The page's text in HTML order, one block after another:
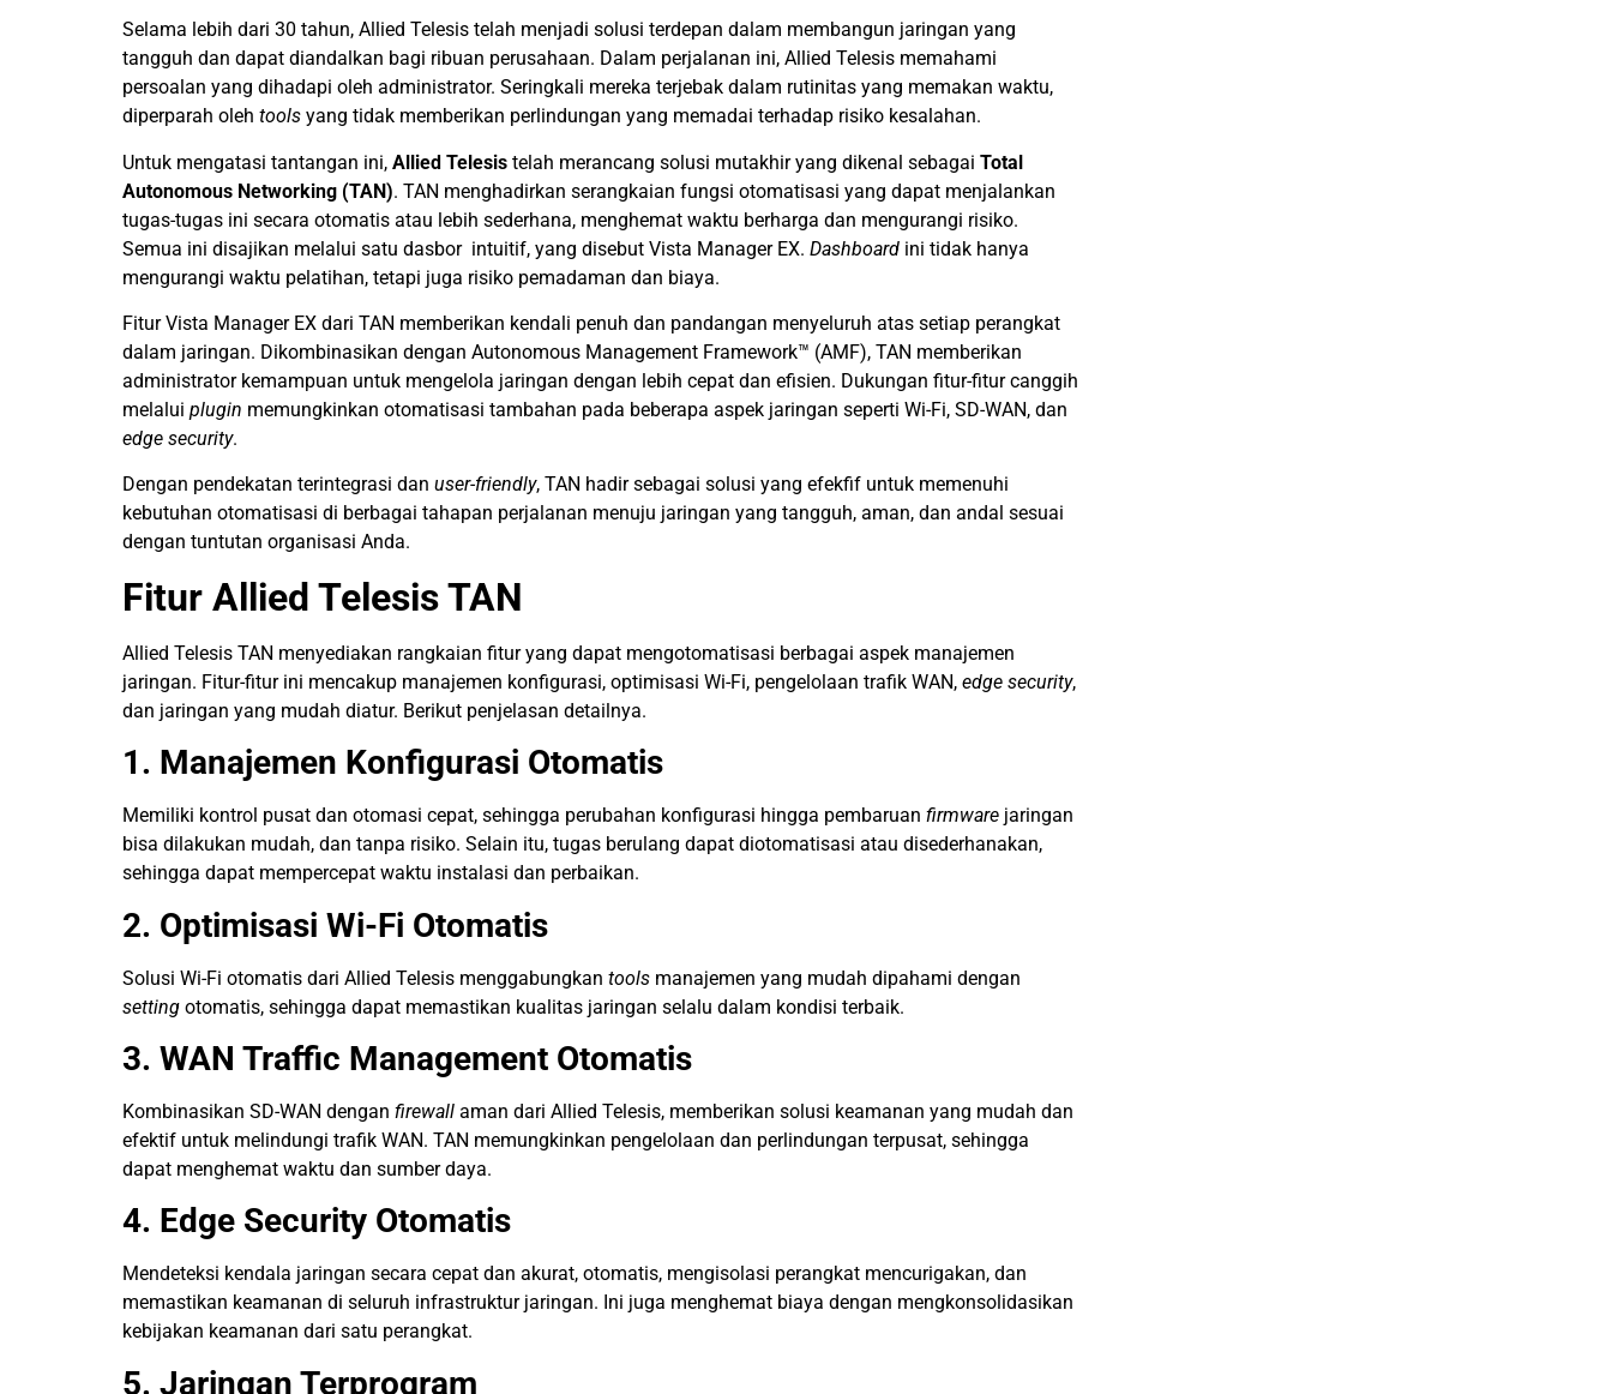
Selama lebih dari 30 tahun, Allied Telesis telah menjadi solusi terdepan dalam membangun jaringan yang
tangguh dan dapat diandalkan bagi ribuan perusahaan. Dalam perjalanan ini, Allied Telesis memahami
persoalan yang dihadapi oleh administrator. Seringkali mereka terjebak dalam rutinitas yang memakan waktu,
diperparah oleh tools yang tidak memberikan perlindungan yang memadai terhadap risiko kesalahan.
Untuk mengatasi tantangan ini, Allied Telesis telah merancang solusi mutakhir yang dikenal sebagai Total
Autonomous Networking (TAN). TAN menghadirkan serangkaian fungsi otomatisasi yang dapat menjalankan
tugas-tugas ini secara otomatis atau lebih sederhana, menghemat waktu berharga dan mengurangi risiko.
Semua ini disajikan melalui satu dasbor intuitif, yang disebut Vista Manager EX. Dashboard ini tidak hanya
mengurangi waktu pelatihan, tetapi juga risiko pemadaman dan biaya.
Fitur Vista Manager EX dari TAN memberikan kendali penuh dan pandangan menyeluruh atas setiap perangkat
dalam jaringan. Dikombinasikan dengan Autonomous Management Framework™ (AMF), TAN memberikan
administrator kemampuan untuk mengelola jaringan dengan lebih cepat dan efisien. Dukungan fitur-fitur canggih
melalui plugin memungkinkan otomatisasi tambahan pada beberapa aspek jaringan seperti Wi-Fi, SD-WAN, dan
edge security.
Dengan pendekatan terintegrasi dan user-friendly, TAN hadir sebagai solusi yang efekfif untuk memenuhi
kebutuhan otomatisasi di berbagai tahapan perjalanan menuju jaringan yang tangguh, aman, dan andal sesuai
dengan tuntutan organisasi Anda.
Fitur Allied Telesis TAN
Allied Telesis TAN menyediakan rangkaian fitur yang dapat mengotomatisasi berbagai aspek manajemen
jaringan. Fitur-fitur ini mencakup manajemen konfigurasi, optimisasi Wi-Fi, pengelolaan trafik WAN, edge security,
dan jaringan yang mudah diatur. Berikut penjelasan detailnya.
1. Manajemen Konfigurasi Otomatis
Memiliki kontrol pusat dan otomasi cepat, sehingga perubahan konfigurasi hingga pembaruan firmware jaringan
bisa dilakukan mudah, dan tanpa risiko. Selain itu, tugas berulang dapat diotomatisasi atau disederhanakan,
sehingga dapat mempercepat waktu instalasi dan perbaikan.
2. Optimisasi Wi-Fi Otomatis
Solusi Wi-Fi otomatis dari Allied Telesis menggabungkan tools manajemen yang mudah dipahami dengan
setting otomatis, sehingga dapat memastikan kualitas jaringan selalu dalam kondisi terbaik.
3. WAN Traffic Management Otomatis
Kombinasikan SD-WAN dengan firewall aman dari Allied Telesis, memberikan solusi keamanan yang mudah dan
efektif untuk melindungi trafik WAN. TAN memungkinkan pengelolaan dan perlindungan terpusat, sehingga
dapat menghemat waktu dan sumber daya.
4. Edge Security Otomatis
Mendeteksi kendala jaringan secara cepat dan akurat, otomatis, mengisolasi perangkat mencurigakan, dan
memastikan keamanan di seluruh infrastruktur jaringan. Ini juga menghemat biaya dengan mengkonsolidasikan
kebijakan keamanan dari satu perangkat.
5. Jaringan Terprogram